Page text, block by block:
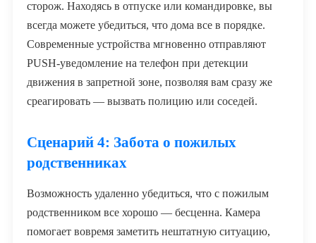
сторож. Находясь в отпуске или командировке, вы
всегда можете убедиться, что дома все в порядке.
Современные устройства мгновенно отправляют
PUSH-уведомление на телефон при детекции
движения в запретной зоне, позволяя вам сразу же
среагировать — вызвать полицию или соседей.
Сценарий 4: Забота о пожилых
родственниках
Возможность удаленно убедиться, что с пожилым
родственником все хорошо — бесценна. Камера
помогает вовремя заметить нештатную ситуацию,